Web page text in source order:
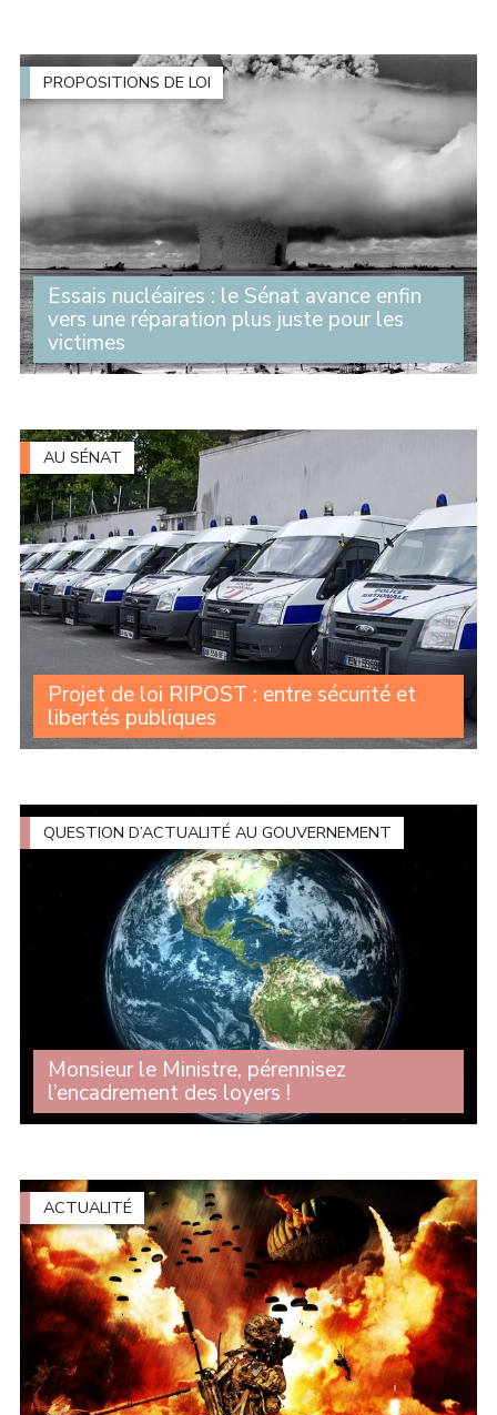
protège réellement les (...)
PROPOSITIONS DE LOI
Essais nucléaires : le Sénat avance enfin
vers une réparation plus juste pour les
victimes
Pendant des décennies, des milliers de personnes ont
Beaucoup ont développé des maladies graves (...)
AU SÉNAT
Projet de loi RIPOST : entre sécurité et
libertés publiques
Le Sénat a récemment examiné le projet de loi «
comme une réponse à l’exaspération citoyenne face
aux (...)
QUESTION D’ACTUALITÉ AU GOUVERNEMENT
Monsieur le Ministre, pérennisez
l’encadrement des loyers !
L’encadrement des loyers doit être pérennisé, amélioré,
absolue ! Lors des questions au (...)
ACTUALITÉ